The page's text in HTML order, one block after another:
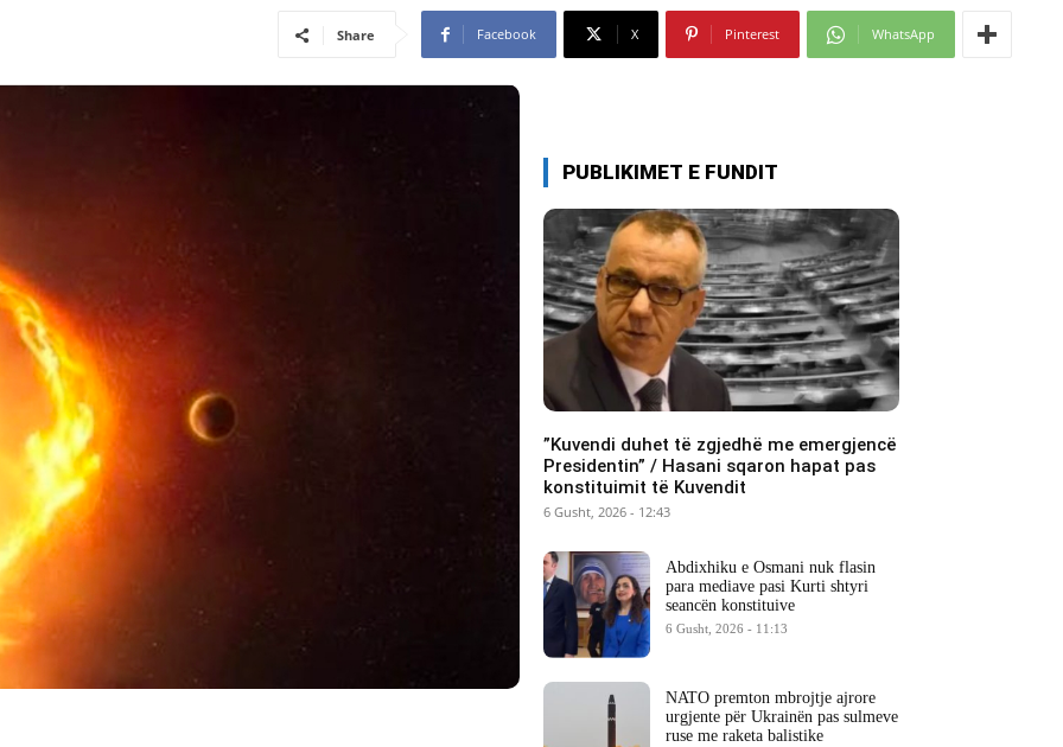
Share Facebook X Pinterest WhatsApp
PUBLIKIMET E FUNDIT
​”Kuvendi duhet të zgjedhë me emergjencë
Presidentin” / Hasani sqaron hapat pas
konstituimit të Kuvendit
6 Gusht, 2026 - 12:43
Abdixhiku e Osmani nuk flasin
para mediave pasi Kurti shtyri
seancën konstituive
6 Gusht, 2026 - 11:13
NATO premton mbrojtje ajrore
urgjente për Ukrainën pas sulmeve
ruse me raketa balistike